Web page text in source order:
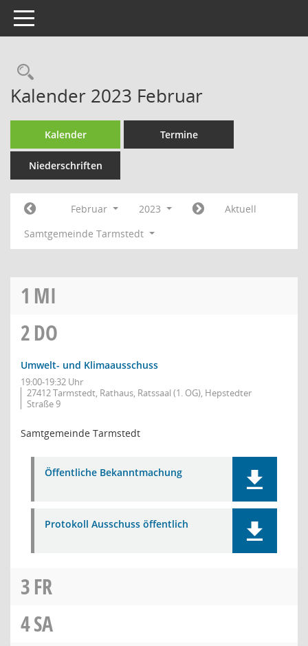
Toggle navigation
Rechercheauswahl
Kalender 2023 Februar
Kalender Termine
Niederschriften
Februar 2023
Aktuell
Samtgemeinde Tarmstedt
1 MI
2DO
Umwelt- und Klimaausschuss
19:00-19:32 Uhr
27412 Tarmstedt, Rathaus, Ratssaal (1. OG), Hepstedter
Straße 9
Samtgemeinde Tarmstedt
Öffentliche Bekanntmachung
Protokoll Ausschuss öffentlich
3FR
4SA